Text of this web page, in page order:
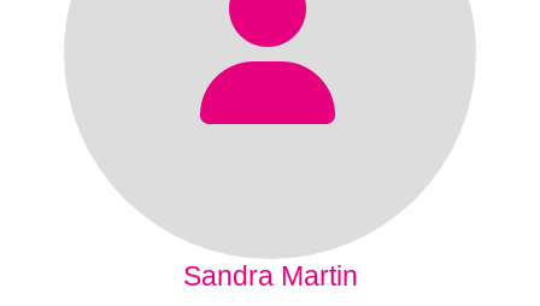
Sandra Martin